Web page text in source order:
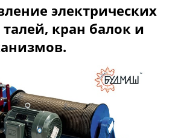
электрических
кран балок и